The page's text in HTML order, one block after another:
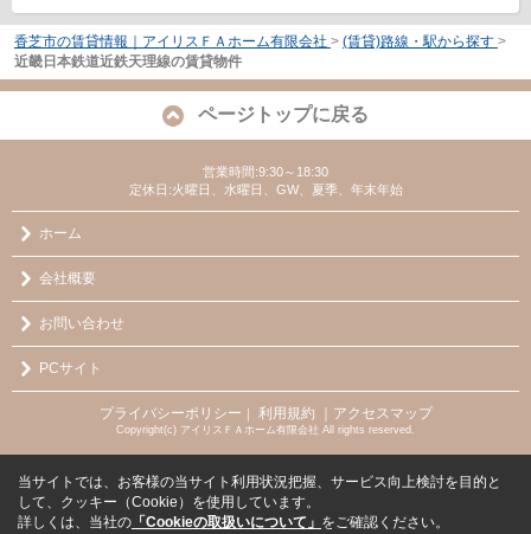
香芝市の賃貸情報｜アイリスＦＡホーム有限会社 > (賃貸)路線・駅から探す >
近畿日本鉄道近鉄天理線の賃貸物件
ページトップに戻る
営業時間:9:30～18:30
定休日:火曜日、水曜日、GW、夏季、年末年始
ホーム
会社概要
お問い合わせ
PCサイト
プライバシーポリシー ｜ 利用規約 ｜アクセスマップ
Copyright(c) アイリスＦＡホーム有限会社 All rights reserved.
当サイトでは、お客様の当サイト利用状況把握、サービス向上検討を目的と
して、クッキー（Cookie）を使用しています。
詳しくは、当社の 「Cookieの取扱いについて」 をご確認ください。